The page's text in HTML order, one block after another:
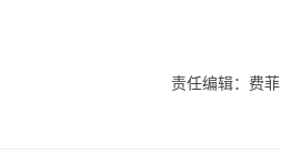
责任编辑：费菲